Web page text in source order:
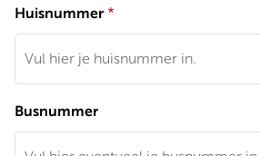
Huisnummer
Busnummer